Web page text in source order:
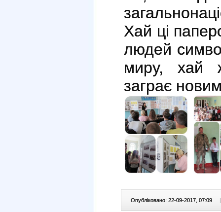
Хай ці
людей
миру, хай
заграє
Опубліковано: 22-09-2017, 07:09 |